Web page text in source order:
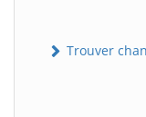
Trouver